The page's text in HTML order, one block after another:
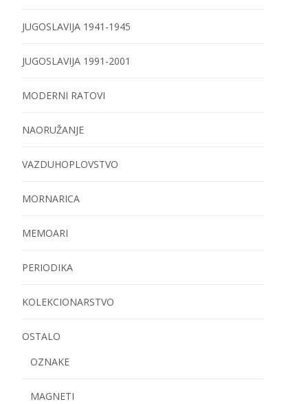
JUGOSLAVIJA 1941-1945
JUGOSLAVIJA 1991-2001
MODERNI RATOVI
NAORUŽANJE
VAZDUHOPLOVSTVO
MORNARICA
MEMOARI
PERIODIKA
KOLEKCIONARSTVO
OSTALO
OZNAKE
MAGNETI